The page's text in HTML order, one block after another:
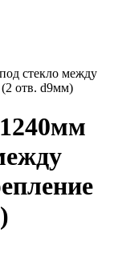
стекло между
отв. d9мм)